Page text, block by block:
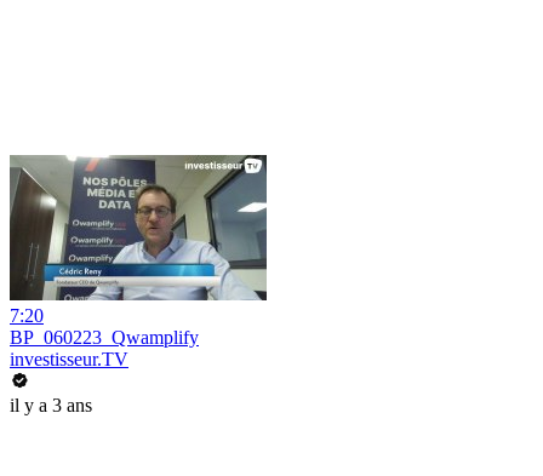
7:20
BP_060223_Qwamplify
investisseur.TV
il y a 3 ans